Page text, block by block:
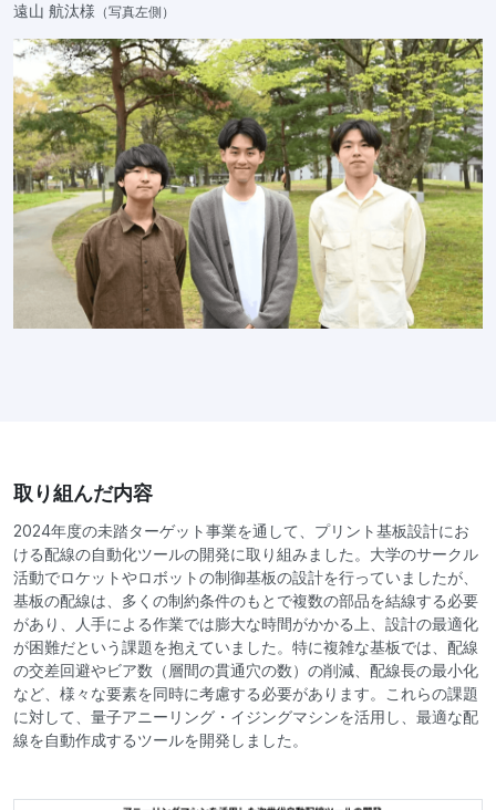
遠山 航汰様 （写真左側）
取り組んだ内容
2024年度の未踏ターゲット事業を通して、プリント基板設計にお
ける配線の自動化ツールの開発に取り組みました。大学のサークル
活動でロケットやロボットの制御基板の設計を行っていましたが、
基板の配線は、多くの制約条件のもとで複数の部品を結線する必要
があり、人手による作業では膨大な時間がかかる上、設計の最適化
が困難だという課題を抱えていました。特に複雑な基板では、配線
の交差回避やビア数（層間の貫通穴の数）の削減、配線長の最小化
など、様々な要素を同時に考慮する必要があります。これらの課題
に対して、量子アニーリング・イジングマシンを活用し、最適な配
線を自動作成するツールを開発しました。